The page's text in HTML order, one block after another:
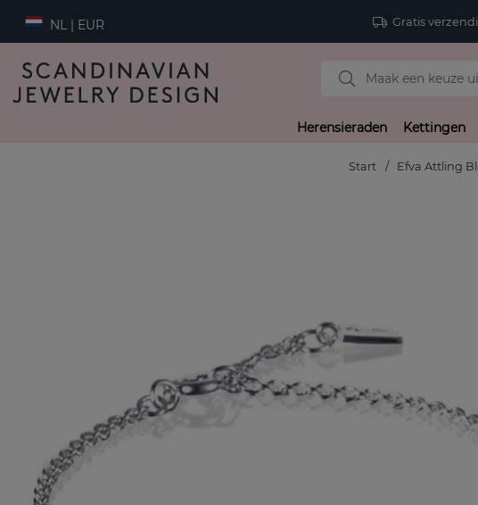
NL | EUR Gratis
Herensieraden Kettingen
Start Efva Attling